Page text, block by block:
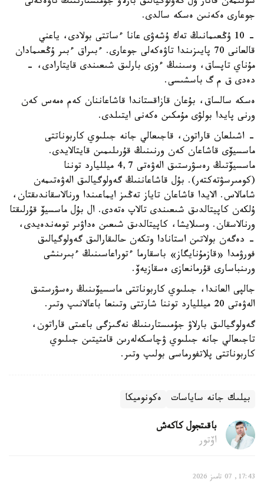
جوعارى ەكەنىن ەسكە سالدى.
- 10 ۇڭعىمانىڭ تەك ۇشەۋى عانا ءساتتى بولادى، ياعني
قالعانى 70 پايىزىندا تاۋەكەلى جوعارى. ءبىراق ءبىر ۇڭعىمادان
مۇناي تاپساق، وسىنىڭ ءوزى بارلىق شىعىندى قايتارادى، -
دەدى ق م گ باسشىسى.
ەسكە سالساق، بۇعان قازاقستاندا قاشاعاننان كەم ەمەس كەن
ورنى پايدا بولۋى مۇمكىن ەكەنى ايتىلدى.
- اشىلعان قاراتون، قاجىعالي جانە جىلىوي كاربوناتتى
ماسسيۆى قاشاعان كەن ورنىنىڭ قۇرىلىمىن قايتالايدى.
ماسسيۆتىڭ رەسۋرستىق الەۋەتى 4,7 ميلليارد توننا
(كومىرسۋتەكتەر). بۇل قاشاعاننىڭ گەولوگيالىق الەۋەتىمەن
شامالاس. الايدا قاشاعان تاياز تەڭىز ايماعىندا ورنالاسقاندىقتان،
ۇلكەن كاپيتالدىق شىعىندى تالاپ ەتەدى. ال بۇل ماسسيۆ قۇرلىقتا
ورنالاسقان. وسىلايشا، كاپيتالدىق شىعىن ەداۋىر تومەندەيدى،
- دەگەن بولاتىن استانادا وتكەن حالىقارالىق گەولوگيالىق
فورۋمدا «قازمۇنايگاز» باسقارما ءتوراعاسىنىڭ ءبىرىنشى
ورىنباسارى قۇرمانعازى ەسقازيەۆ.
جالپى العاندا، جىلىوي كاربوناتتى ماسسيۆىنىڭ رەسۋرستىق
الەۋەتى 20 ميلليارد توننا شارتتى وتىنعا باعالانىپ وتىر.
گەولوگيالىق بارلاۋ جۇمىستارىنىڭ نەگىزگى باعىتى قاراتون،
تاجىعالي جانە جىلىوي ۋچاسكەلەرىن قامتيتىن جىلىوي
كاربوناتتى پلاتفورماسى بولىپ وتىر.
بيلىك جانە ساياسات ەكونوميكا
باقىتجول كاكەش
اۆتور
17:43, 07 تامىز 2026